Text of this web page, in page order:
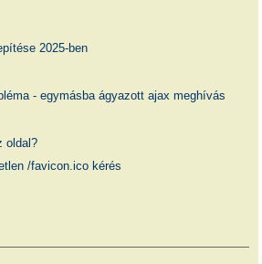
2025-ben
- egymásba ágyazott ajax meghívás
oldal?
/favicon.ico kérés